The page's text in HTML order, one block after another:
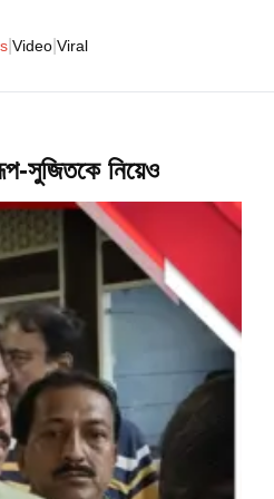
Video Viral
সুজিতকে নিয়েও